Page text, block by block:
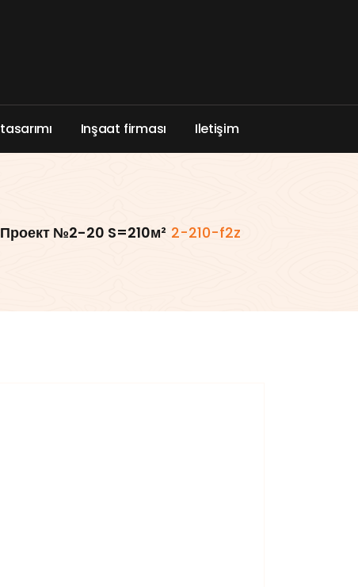
tasarımı Inşaat firması Iletişim
Проект №2-20 S=210м² 2-210-f2z